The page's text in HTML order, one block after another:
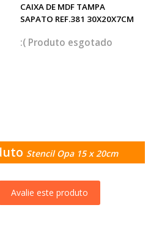
CAIXA DE MDF TAMPA
SAPATO REF.381 30X20X7CM
esgotado
Stencil Opa 15 x 20cm
Avalie este produto